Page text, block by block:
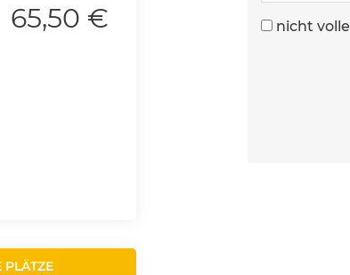
65,50 €
PLÄTZE
nicht volle